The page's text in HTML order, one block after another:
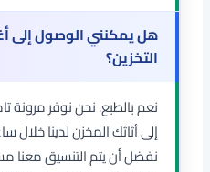
هل يمكنني الوصول إلى
التخزين؟
نعم بالطبع. نحن نوفر مرونة
إلى أثاثك المخزن لدينا خلال